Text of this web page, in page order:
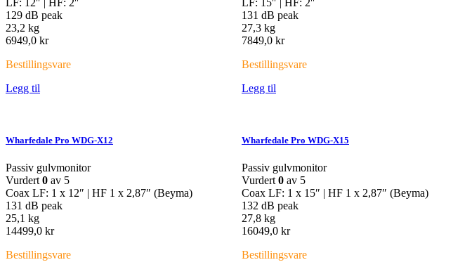
LF: 12″ | HF: 2″
129 dB peak
23,2 kg
6949,0 kr
Bestillingsvare
Legg til
LF: 15″ | HF: 2″
131 dB peak
27,3 kg
7849,0 kr
Bestillingsvare
Legg til
Wharfedale Pro WDG-X12
Passiv gulvmonitor
Vurdert 0 av 5
Coax LF: 1 x 12″ | HF 1 x 2,87″ (Beyma)
131 dB peak
25,1 kg
14499,0 kr
Bestillingsvare
Wharfedale Pro WDG-X15
Passiv gulvmonitor
Vurdert 0 av 5
Coax LF: 1 x 15″ | HF 1 x 2,87″ (Beyma)
132 dB peak
27,8 kg
16049,0 kr
Bestillingsvare